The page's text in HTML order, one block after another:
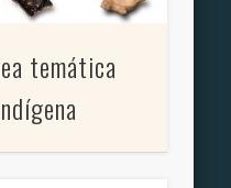
temática